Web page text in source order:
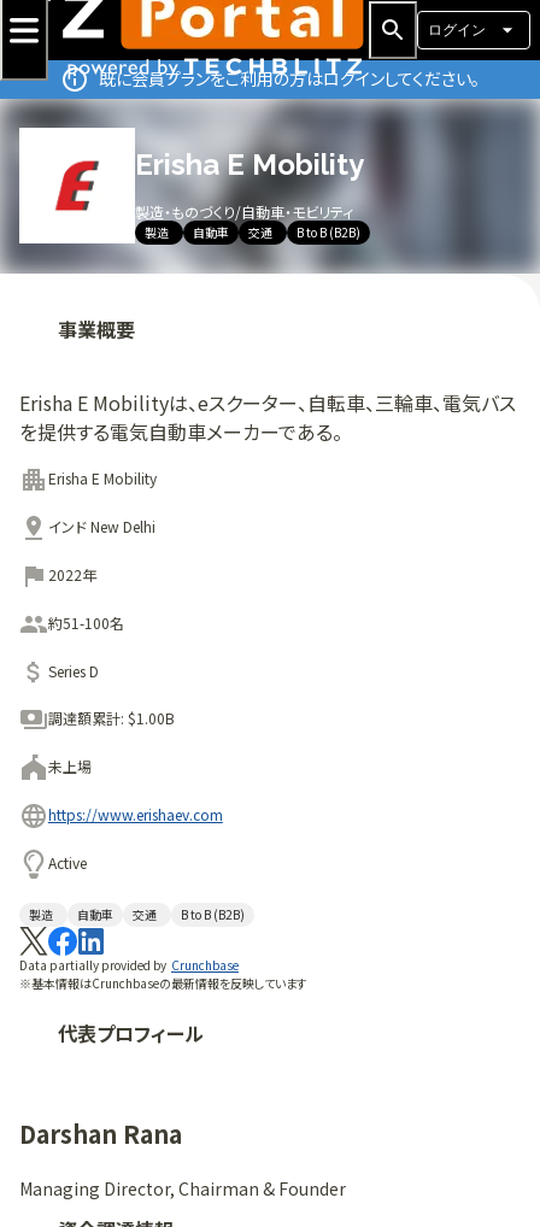
ログイン
既に会員プランをご利用の方はログインしてください。
Erisha E Mobility
製造・ものづくり/自動車・モビリティ
製造 自動車 交通 B to B (B2B)
事業概要
Erisha E Mobilityは、eスクーター、自転車、三輪車、電気バス
を提供する電気自動車メーカーである。
Erisha E Mobility
インド New Delhi
2022年
約51-100名
Series D
調達額累計: $1.00B
未上場
https://www.erishaev.com
Active
製造 自動車 交通 B to B (B2B)
Data partially provided by Crunchbase
※基本情報はCrunchbaseの最新情報を反映しています
代表プロフィール
Darshan Rana
Managing Director, Chairman & Founder